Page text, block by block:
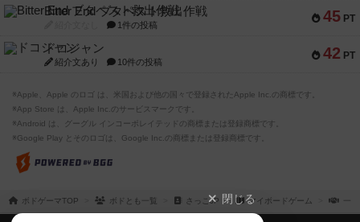
45 PT
Bitter End ブタペスト救出作戦
1件の投稿
42 PT
ドコジャン
紹介文あり 10件の投稿
※Apple、Apple のロゴ は、米国および他の国々で登録されたApple Inc.の商標です。
※App Store は、Apple Inc.のサービスマークです。
※Android は、グーグル インコーポレイテッドの商標または登録商標です。
※Google Play とそのロゴは、Google Inc.の商標または登録商標です。
ボドゲーマTOP ボドとも一覧 さっこJP マイボードゲーム
閉じる